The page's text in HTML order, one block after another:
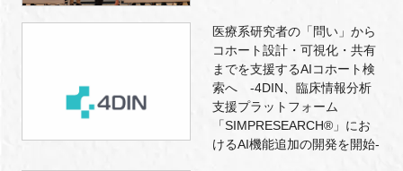
医療系研究者の「問い」から
コホート設計・可視化・共有
までを支援するAIコホート検
索へ -4DIN、臨床情報分析
支援プラットフォーム
「SIMPRESEARCH®」にお
けるAI機能追加の開発を開始-